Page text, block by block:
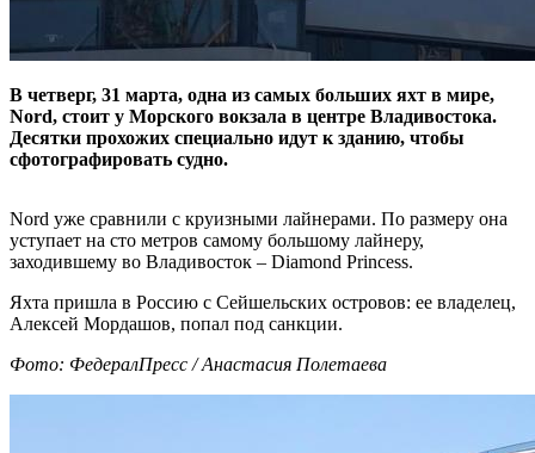
В четверг, 31 марта, одна из самых больших яхт в мире,
Nord, стоит у Морского вокзала в центре Владивостока.
Десятки прохожих специально идут к зданию, чтобы
сфотографировать судно.
Nord уже сравнили с круизными лайнерами. По размеру она
уступает на сто метров самому большому лайнеру,
заходившему во Владивосток – Diamond Princess.
Яхта пришла в Россию с Сейшельских островов: ее владелец,
Алексей Мордашов, попал под санкции.
Фото: ФедералПресс / Анастасия Полетаева